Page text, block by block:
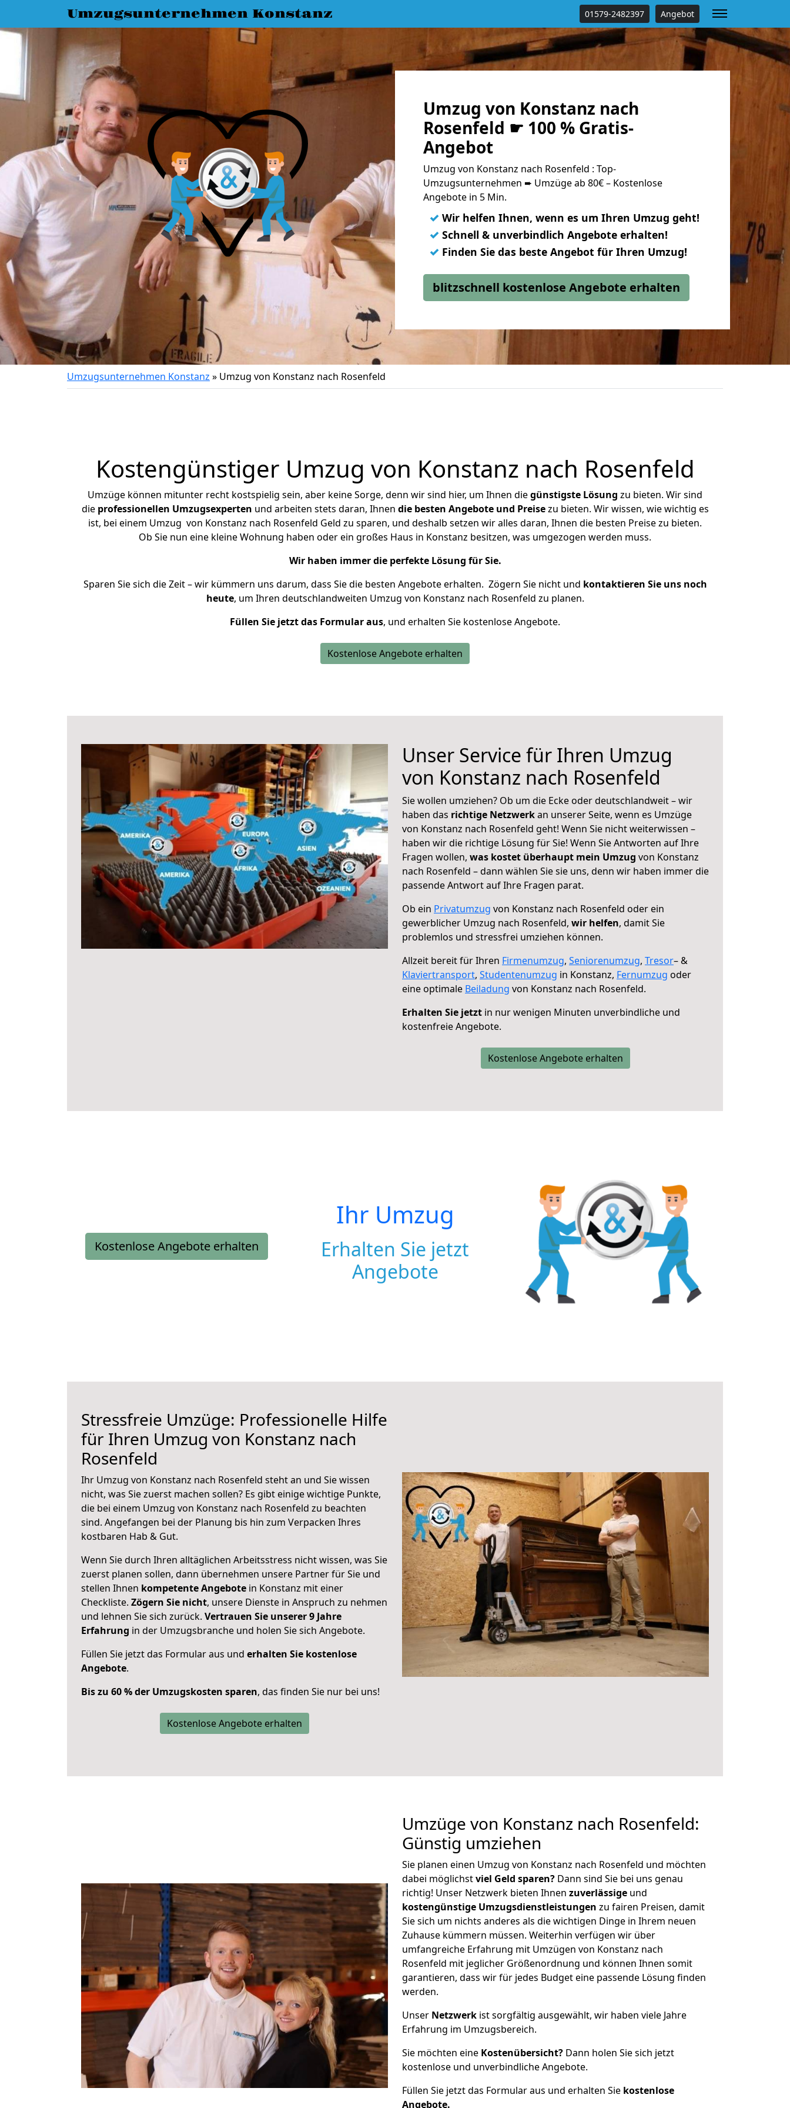
Umzugsunternehmen Konstanz 01579-2482397 Angebot
Umzug von Konstanz nach
Rosenfeld ☛ 100 % Gratis-
Angebot
Umzug von Konstanz nach Rosenfeld : Top-
Umzugsunternehmen ➨ Umzüge ab 80€ – Kostenlose
Angebote in 5 Min.
✓ Wir helfen Ihnen, wenn es um Ihren Umzug geht!
✓ Schnell & unverbindlich Angebote erhalten!
✓ Finden Sie das beste Angebot für Ihren Umzug!
blitzschnell kostenlose Angebote erhalten
Umzugsunternehmen Konstanz » Umzug von Konstanz nach Rosenfeld
Kostengünstiger Umzug von Konstanz nach Rosenfeld
Umzüge können mitunter recht kostspielig sein, aber keine Sorge, denn wir sind hier, um Ihnen diegünstigste Lösung zu bieten. Wir sind
die professionellen Umzugsexperten und arbeiten stets daran, Ihnen die besten Angebote und Preisezu bieten. Wir wissen, wie wichtig es
ist, bei einem Umzug von Konstanz nach Rosenfeld Geld zu sparen, und deshalb setzen wir alles daran, Ihnen die besten Preise zu bieten.
Ob Sie nun eine kleine Wohnung haben oder ein großes Haus in Konstanz besitzen, was umgezogen werden muss.
Wir haben immer die perfekte Lösung für Sie.
Sparen Sie sich die Zeit – wir kümmern uns darum, dass Sie die besten Angebote erhalten. Zögern Sie nicht und kontaktieren Sie uns noch
heute, um Ihren deutschlandweiten Umzug von Konstanz nach Rosenfeld zu planen.
Füllen Sie jetzt das Formular aus, und erhalten Sie kostenlose Angebote.
Kostenlose Angebote erhalten
Unser Service für Ihren Umzug
von Konstanz nach Rosenfeld
Sie wollen umziehen? Ob um die Ecke oder deutschlandweit – wir
haben das richtige Netzwerkan unserer Seite, wenn es Umzüge
von Konstanz nach Rosenfeld geht! Wenn Sie nicht weiterwissen –
haben wir die richtige Lösung für Sie! Wenn Sie Antworten auf Ihre
Fragen wollen, was kostet überhaupt mein Umzug von Konstanz
nach Rosenfeld – dann wählen Sie sie uns, denn wir haben immer die
passende Antwort auf Ihre Fragen parat.
Ob ein Privatumzug von Konstanz nach Rosenfeld oder ein
gewerblicher Umzug nach Rosenfeld, wir helfen, damit Sie
problemlos und stressfrei umziehen können.
Allzeit bereit für Ihren Firmenumzug, Seniorenumzug, Tresor– &
Klaviertransport, Studentenumzug in Konstanz, Fernumzug oder
eine optimale Beiladung von Konstanz nach Rosenfeld.
Erhalten Sie jetzt in nur wenigen Minuten unverbindliche und
kostenfreie Angebote.
Kostenlose Angebote erhalten
Kostenlose Angebote erhalten
Ihr Umzug
Erhalten Sie jetzt
Angebote
Stressfreie Umzüge: Professionelle Hilfe
für Ihren Umzug von Konstanz nach
Rosenfeld
Ihr Umzug von Konstanz nach Rosenfeld steht an und Sie wissen
nicht, was Sie zuerst machen sollen? Es gibt einige wichtige Punkte,
die bei einem Umzug von Konstanz nach Rosenfeld zu beachten
sind. Angefangen bei der Planung bis hin zum Verpacken Ihres
kostbaren Hab & Gut.
Wenn Sie durch Ihren alltäglichen Arbeitsstress nicht wissen, was Sie
zuerst planen sollen, dann übernehmen unsere Partner für Sie und
stellen Ihnen kompetente Angebote in Konstanz mit einer
Checkliste. Zögern Sie nicht, unsere Dienste in Anspruch zu nehmen
und lehnen Sie sich zurück. Vertrauen Sie unserer 9 Jahre
Erfahrung in der Umzugsbranche und holen Sie sich Angebote.
Füllen Sie jetzt das Formular aus und erhalten Sie kostenlose
Angebote.
Bis zu 60 % der Umzugskosten sparen, das finden Sie nur bei uns!
Kostenlose Angebote erhalten
Umzüge von Konstanz nach Rosenfeld:
Günstig umziehen
Sie planen einen Umzug von Konstanz nach Rosenfeld und möchten
dabei möglichstviel Geld sparen? Dann sind Sie bei uns genau
richtig! Unser Netzwerk bieten Ihnen zuverlässige und
kostengünstige Umzugsdienstleistungen zu fairen Preisen, damit
Sie sich um nichts anderes als die wichtigen Dinge in Ihrem neuen
Zuhause kümmern müssen. Weiterhin verfügen wir über
umfangreiche Erfahrung mit Umzügen von Konstanz nach
Rosenfeld mit jeglicher Größenordnung und können Ihnen somit
garantieren, dass wir für jedes Budget eine passende Lösung finden
werden.
Unser Netzwerk ist sorgfältig ausgewählt, wir haben viele Jahre
Erfahrung im Umzugsbereich.
Sie möchten eine Kostenübersicht? Dann holen Sie sich jetzt
kostenlose und unverbindliche Angebote.
Füllen Sie jetzt das Formular aus und erhalten Sie kostenlose
Angebote.